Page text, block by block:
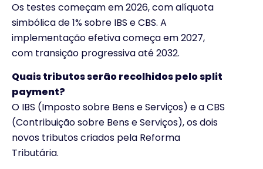
Os testes começam em 2026, com alíquota
simbólica de 1% sobre IBS e CBS. A
implementação efetiva começa em 2027,
com transição progressiva até 2032.
Quais tributos serão recolhidos pelo split
payment?
O IBS (Imposto sobre Bens e Serviços) e a CBS
(Contribuição sobre Bens e Serviços), os dois
novos tributos criados pela Reforma
Tributária.